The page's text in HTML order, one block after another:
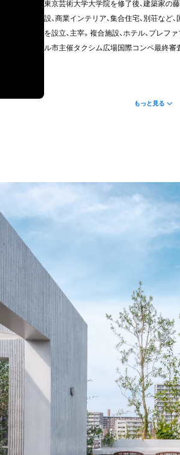
東京芸術大学大学院を修了後、建築家の
設、商業インテリア、集合住宅、別荘な
を設立、主宰。複合施設、ホテル、プレ
ル市主催タクシム広場国際コンペ最終審
もっと見る